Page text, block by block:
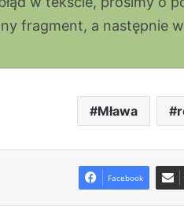
fragment, a następnie
Mława
Facebook